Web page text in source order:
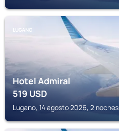
LUGANO
Hotel Admiral
519USD
Lugano, 14 agosto 2026, 2 noches